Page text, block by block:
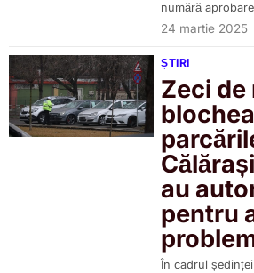
numără
24 martie 2025
ȘTIRI
Zeci de
au
pentru
În cadrul